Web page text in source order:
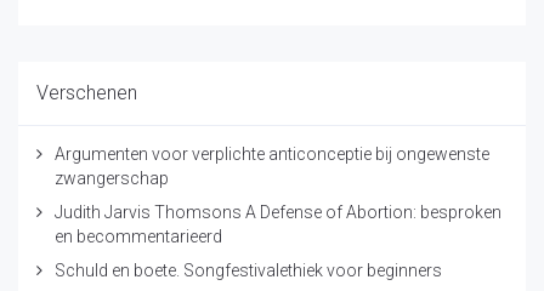
Verschenen
Argumenten voor verplichte anticonceptie bij ongewenste
zwangerschap
Judith Jarvis Thomsons A Defense of Abortion: besproken
en becommentarieerd
Schuld en boete. Songfestivalethiek voor beginners